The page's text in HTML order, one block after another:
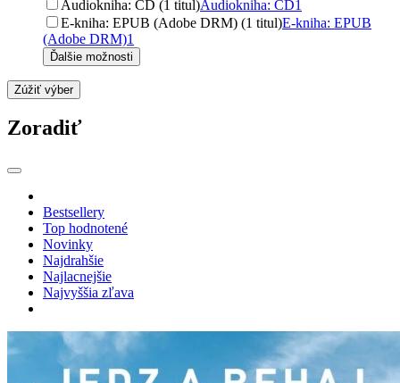
Audiokniha: CD (1 titul)Audiokniha: CD1
E-kniha: EPUB (Adobe DRM) (1 titul)E-kniha: EPUB
(Adobe DRM)1
Ďalšie možnosti
Zúžiť výber
Zoradiť
Bestsellery
Top hodnotené
Novinky
Najdrahšie
Najlacnejšie
Najvyššia zľava